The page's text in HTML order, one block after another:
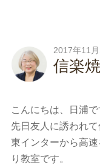
2017年11月
信楽
こんにちは、日浦で
先日友人に誘われて
東インターから高
り教室です。